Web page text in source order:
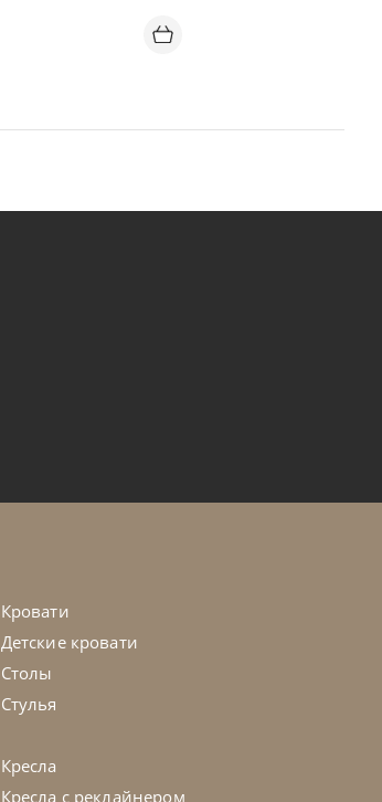
Кровати
Детские кровати
Столы
Стулья
Кресла
Кресла с реклайнером